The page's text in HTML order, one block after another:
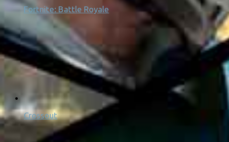
Fortnite: Battle Royale
Crossout